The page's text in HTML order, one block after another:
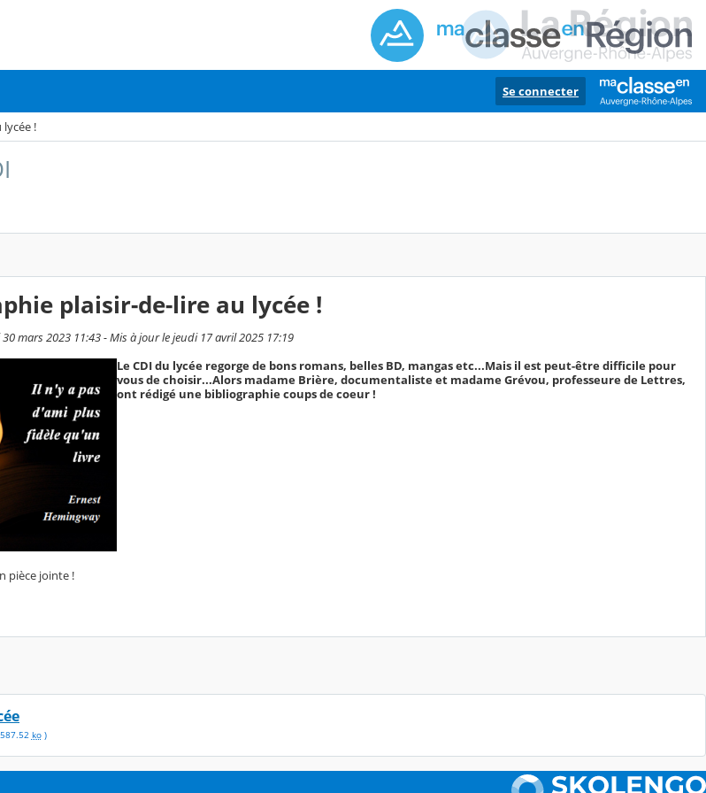
Se connecter
!
plaisir-de-lire au lycée !
30 mars 2023 11:43 - Mis à jour le jeudi 17 avril 2025 17:19
Le CDI du lycée regorge de bons romans, belles BD, mangas etc...Mais il est peut-être difficile pour
vous de choisir...Alors madame Brière, documentaliste et madame Grévou, professeure de Lettres,
ont rédigé une bibliographie coups de coeur !
pièce jointe !
587.52 ko)